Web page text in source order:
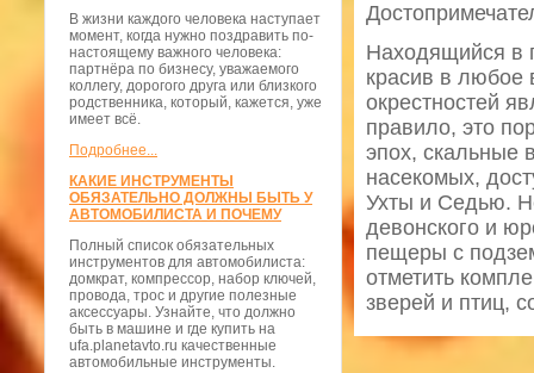
В жизни каждого человека наступает
момент, когда нужно поздравить по-
настоящему важного человека:
партнёра по бизнесу, уважаемого
коллегу, дорогого друга или близкого
родственника, который, кажется, уже
имеет всё.
Подробнее...
КАКИЕ ИНСТРУМЕНТЫ
ОБЯЗАТЕЛЬНО ДОЛЖНЫ БЫТЬ У
АВТОМОБИЛИСТА И ПОЧЕМУ
Полный список обязательных
инструментов для автомобилиста:
домкрат, компрессор, набор ключей,
провода, трос и другие полезные
аксессуары. Узнайте, что должно
быть в машине и где купить на
ufa.planetavto.ru качественные
автомобильные инструменты.
Находящийся в
красив в любое
окрестностей
правило, это
эпох, скальные
насекомых,
Ухты и Седью.
девонского и
пещеры с
отметить
зверей и птиц,